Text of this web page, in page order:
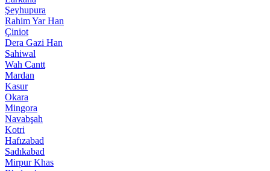
Şeyhupura
Rahim Yar Han
Çiniot
Dera Gazi Han
Sahiwal
Wah Cantt
Mardan
Kasur
Okara
Mingora
Navabşah
Kotri
Hafızabad
Sadıkabad
Mirpur Khas